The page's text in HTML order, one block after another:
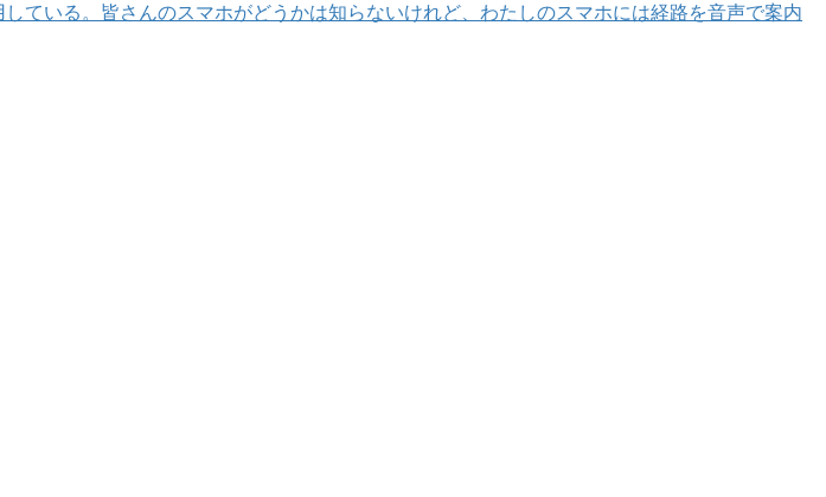
ている。皆さんのスマホがどうかは知らないけれど、わたしのスマホには経路を音声で案内